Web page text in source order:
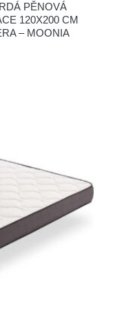
PĚNOVÁ
120X200 CM
– MOONIA